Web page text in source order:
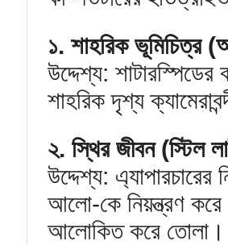
১. শাহরিক ভূমিচিত্র
উদ্দেশ্য: শাটারস্পিডের
শাহরিক দৃশ্য
২. স্থির জীবন (স্টিল
উদ্দেশ্য:
আলো-কে নিয়ন্ত্রণ
আলোকিত করে তোলা।